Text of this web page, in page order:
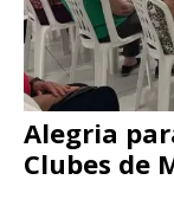
Alegria
Clubes de